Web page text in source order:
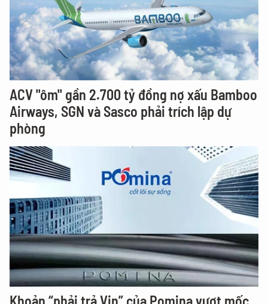
ACV "ôm" gần 2.700 tỷ đồng nợ xấu Bamboo
Airways, SGN và Sasco phải trích lập dự
phòng